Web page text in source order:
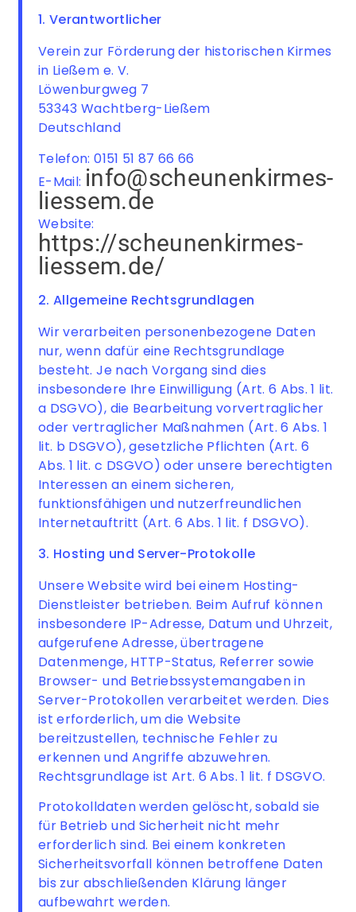
1. Verantwortlicher
Verein zur Förderung der historischen Kirmes
in Ließem e. V.
Löwenburgweg 7
53343 Wachtberg-Ließem
Deutschland
Telefon: 0151 51 87 66 66
E-Mail: info@scheunenkirmes-
liessem.de
Website:
https://scheunenkirmes-
liessem.de/
2. Allgemeine Rechtsgrundlagen
Wir verarbeiten personenbezogene Daten
nur, wenn dafür eine Rechtsgrundlage
besteht. Je nach Vorgang sind dies
insbesondere Ihre Einwilligung (Art. 6 Abs. 1 lit.
a DSGVO), die Bearbeitung vorvertraglicher
oder vertraglicher Maßnahmen (Art. 6 Abs. 1
lit. b DSGVO), gesetzliche Pflichten (Art. 6
Abs. 1 lit. c DSGVO) oder unsere berechtigten
Interessen an einem sicheren,
funktionsfähigen und nutzerfreundlichen
Internetauftritt (Art. 6 Abs. 1 lit. f DSGVO).
3. Hosting und Server-Protokolle
Unsere Website wird bei einem Hosting-
Dienstleister betrieben. Beim Aufruf können
insbesondere IP-Adresse, Datum und Uhrzeit,
aufgerufene Adresse, übertragene
Datenmenge, HTTP-Status, Referrer sowie
Browser- und Betriebssystemangaben in
Server-Protokollen verarbeitet werden. Dies
ist erforderlich, um die Website
bereitzustellen, technische Fehler zu
erkennen und Angriffe abzuwehren.
Rechtsgrundlage ist Art. 6 Abs. 1 lit. f DSGVO.
Protokolldaten werden gelöscht, sobald sie
für Betrieb und Sicherheit nicht mehr
erforderlich sind. Bei einem konkreten
Sicherheitsvorfall können betroffene Daten
bis zur abschließenden Klärung länger
aufbewahrt werden.